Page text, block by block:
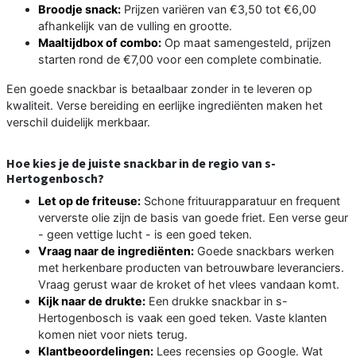
Broodje snack: Prijzen variëren van €3,50 tot €6,00
afhankelijk van de vulling en grootte.
Maaltijdbox of combo: Op maat samengesteld, prijzen
starten rond de €7,00 voor een complete combinatie.
Een goede snackbar is betaalbaar zonder in te leveren op
kwaliteit. Verse bereiding en eerlijke ingrediënten maken het
verschil duidelijk merkbaar.
Hoe kies je de juiste snackbar in de regio van s-
Hertogenbosch?
Let op de friteuse: Schone frituurapparatuur en frequent
ververste olie zijn de basis van goede friet. Een verse geur
- geen vettige lucht - is een goed teken.
Vraag naar de ingrediënten: Goede snackbars werken
met herkenbare producten van betrouwbare leveranciers.
Vraag gerust waar de kroket of het vlees vandaan komt.
Kijk naar de drukte: Een drukke snackbar in s-
Hertogenbosch is vaak een goed teken. Vaste klanten
komen niet voor niets terug.
Klantbeoordelingen: Lees recensies op Google. Wat